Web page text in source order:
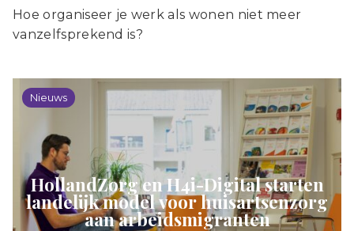
Hoe organiseer je werk als wonen niet meer
vanzelfsprekend is?
Nieuws
HollandZorg en H4i-Digital starten
landelijk model voor huisartsenzorg
aan arbeidsmigranten